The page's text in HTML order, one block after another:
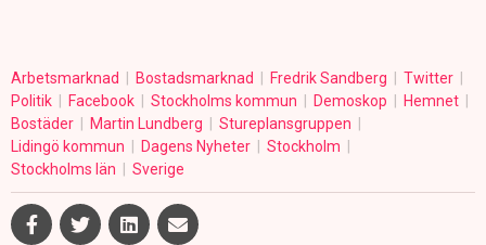
Arbetsmarknad Bostadsmarknad Fredrik Sandberg
Twitter
Politik
Facebook Stockholms kommun Demoskop
Hemnet
Bostäder
Martin Lundberg
Stureplansgruppen
Lidingö kommun
Dagens Nyheter
Stockholm
Stockholms län
Sverige